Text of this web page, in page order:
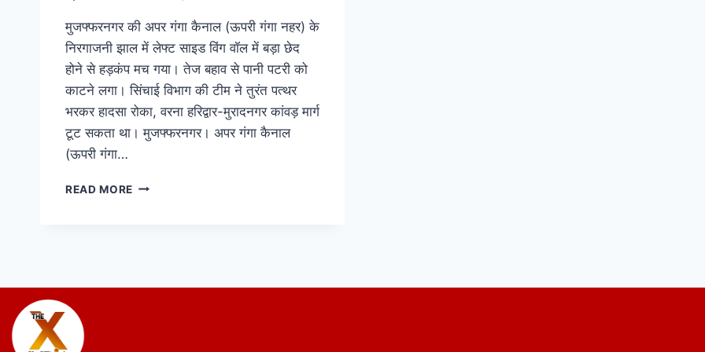
मुजफ्फरनगर की अपर गंगा कैनाल (ऊपरी गंगा नहर) के
निरगाजनी झाल में लेफ्ट साइड विंग वॉल में बड़ा छेद
होने से हड़कंप मच गया। तेज बहाव से पानी पटरी को
काटने लगा। सिंचाई विभाग की टीम ने तुरंत पत्थर
भरकर हादसा रोका, वरना हरिद्वार-मुरादनगर कांवड़ मार्ग
टूट सकता था। मुजफ्फरनगर। अपर गंगा कैनाल
(ऊपरी गंगा…
READ MORE